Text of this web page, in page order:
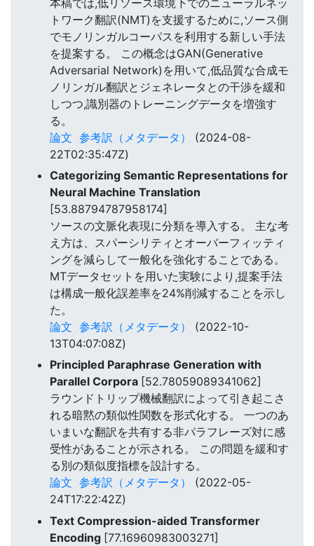
トワーク翻訳(NMT)を支援するために,ソース側
でモノリンガルコーパスを利用する新しい手法
を提案する。 この概念はGAN(Generative
Adversarial Network)を用いて,低品質な合成モ
ノリンガル翻訳とジェネレータとの干渉を緩和
しつつ,識別器のトレーニングデータを増強す
る。
論文 参考訳（メタデータ）
(2024-08-
22T02:35:47Z)
Categorizing Semantic Representations for
Neural Machine Translation
[53.88794787958174]
ソースの文脈化表現に分類を導入する。 主な考
え方は、スパーシリティとオーバーフィッティ
ングを減らして一般化を強化することである。
MTデータセットを用いた実験により,提案手法
は構成一般化誤差率を24%削減することを示し
た。
論文 参考訳（メタデータ）
(2022-10-
13T04:07:08Z)
Principled Paraphrase Generation with
Parallel Corpora [52.78059089341062]
ラウンドトリップ機械翻訳によって引き起こさ
れる暗黙の類似性関数を形式化する。 一つのあ
いまいな翻訳を共有する非パラフレーズ対に感
受性があることが示される。 この問題を緩和す
る別の類似度指標を設計する。
論文 参考訳（メタデータ）
(2022-05-
24T17:22:42Z)
Text Compression-aided Transformer
Encoding [77.16960983003271]